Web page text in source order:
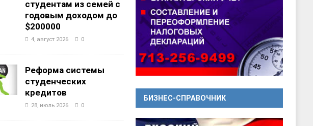
студентам из семей с
годовым доходом до
$200000
4, август 2026 0
Реформа системы
студенческих
кредитов
28, июль 2026 0
БИЗНЕС-СПРАВОЧНИК